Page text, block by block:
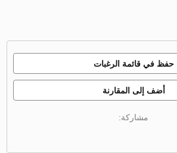
حفظ في قائمة الرغبات
أضف إلى المقارنة
مشاركة: